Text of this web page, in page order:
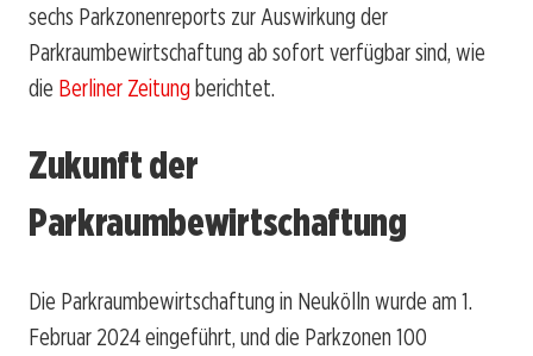
sechs Parkzonenreports zur Auswirkung der
Parkraumbewirtschaftung ab sofort verfügbar sind, wie
die Berliner Zeitung berichtet.
Zukunft der
Parkraumbewirtschaftung
Die Parkraumbewirtschaftung in Neukölln wurde am 1.
Februar 2024 eingeführt, und die Parkzonen 100